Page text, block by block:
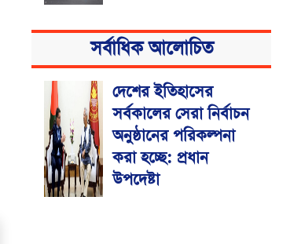
সর্বাধিক আলোচিত
দেশের ইতিহাসের
সর্বকালের সেরা নির্বাচন
অনুষ্ঠানের পরিকল্পনা
করা হচ্ছে: প্রধান
উপদেষ্টা